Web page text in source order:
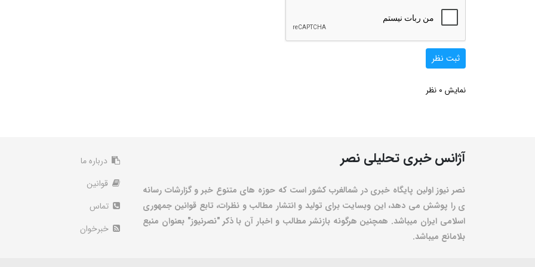
ثبت نظر
نمایش 0 نظر
آژانس خبری تحلیلی نصر
نصر نیوز اولین پایگاه خبری در شمالغرب کشور است که حوزه های متنوع خبر و گزارشات رسانه
ی را پوشش می دهد، این وبسایت برای تولید و انتشار مطالب و نظرات، تابع قوانین جمهوری
اسلامی ایران میباشد. همچنین هرگونه بازنشر مطالب و اخبار آن با ذکر "نصرنیوز" بعنوان منبع
بلامانع میباشد.
درباره ما
قوانین
تماس
خبرخوان